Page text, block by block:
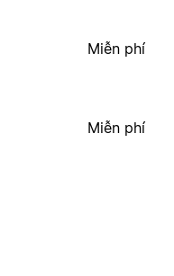
Miễn phí
Miễn phí